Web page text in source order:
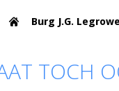
Burg J.G.
TOCH